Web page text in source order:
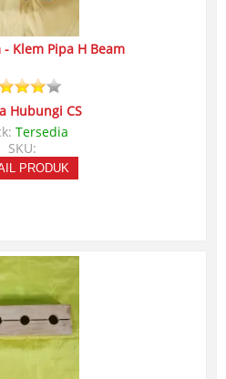
- Klem Pipa H Beam
Hubungi CS
Tersedia
SKU:
PRODUK